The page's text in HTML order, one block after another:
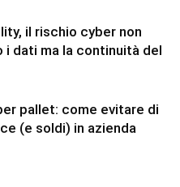
il rischio cyber non
i dati ma la continuità del
pallet: come evitare di
(e soldi) in azienda